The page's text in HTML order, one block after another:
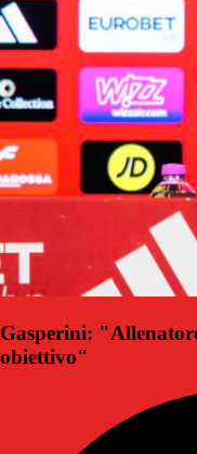
Gasperini:
obiettivo"